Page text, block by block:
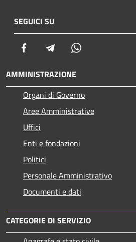
SEGUICI SU
Facebook Telegram
AMMINISTRAZIONE
Organi di Governo
Aree Amministrative
Uffici
Enti e fondazioni
Politici
Personale Amministrativo
Documenti e dati
CATEGORIE DI SERVIZIO